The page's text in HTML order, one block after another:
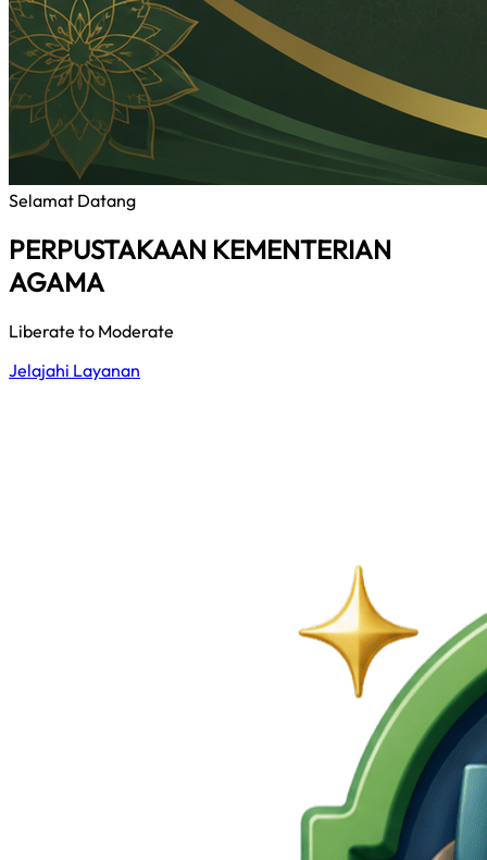
Selamat Datang
PERPUSTAKAAN KEMENTERIAN
AGAMA
Liberate to Moderate
Jelajahi Layanan